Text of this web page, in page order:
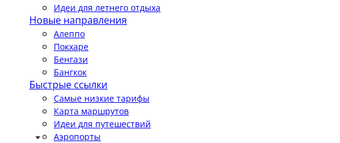
Идеи для летнего отдыха
Новые направления
Алеппо
Покхаре
Бенгази
Бангкок
Быстрые ссылки
Самые низкие тарифы
Карта маршрутов
Идеи для путешествий
Аэропорты